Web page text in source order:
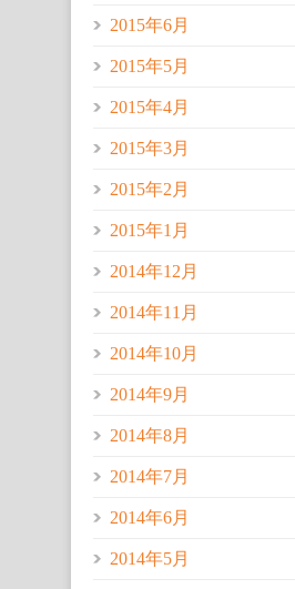
2015年6月
2015年5月
2015年4月
2015年3月
2015年2月
2015年1月
2014年12月
2014年11月
2014年10月
2014年9月
2014年8月
2014年7月
2014年6月
2014年5月